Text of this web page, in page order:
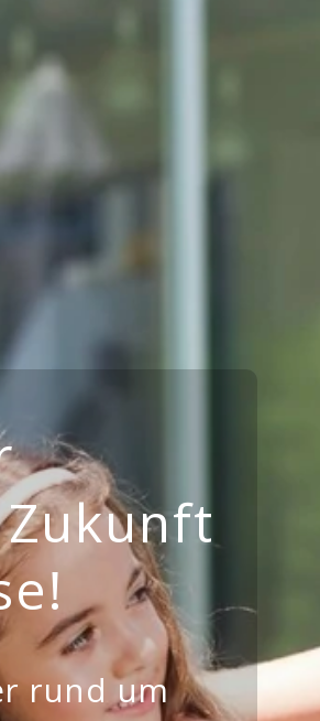
rund um